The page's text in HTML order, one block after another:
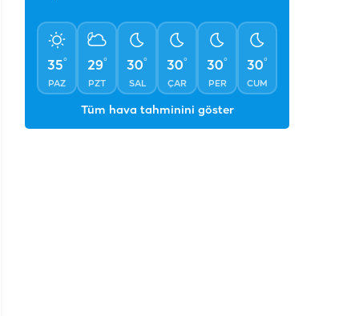
35°
PAZ
29°
PZT
30°
SAL
30°
ÇAR
30°
PER
30°
CUM
Tüm hava tahminini göster